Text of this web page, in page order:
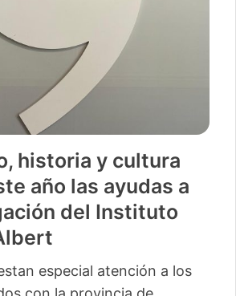
historia y cultura
año las ayudas a
del Instituto
especial atención a los